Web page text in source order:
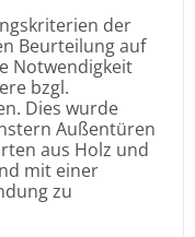
der
Beurteilung auf
Notwendigkeit
bzgl.
Dies wurde
Außentüren
aus Holz und
mit einer
zu